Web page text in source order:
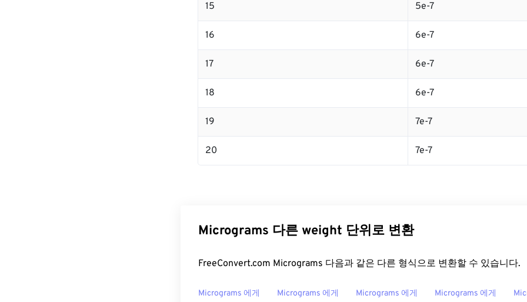
15 5e-7
16 6e-7
17 6e-7
18 6e-7
19 7e-7
20 7e-7
Micrograms 다른 weight 단위로 변환
FreeConvert.com Micrograms 다음과 같은 다른 형식으로 변환할 수 있습니다.
Micrograms 에게
Micrograms 에게
Micrograms 에게
Micrograms 에게